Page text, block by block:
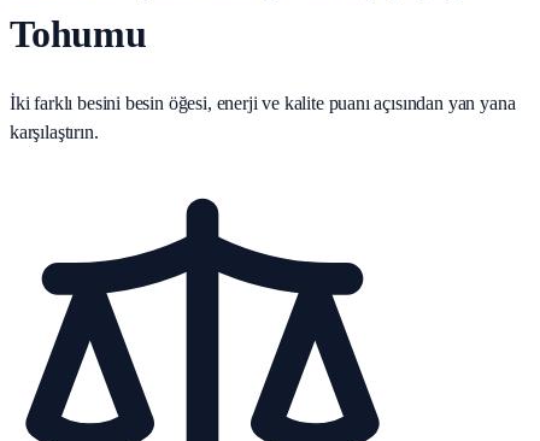
Tohumu
İki farklı besini besin öğesi, enerji ve kalite puanı açısından yan yana
karşılaştırın.